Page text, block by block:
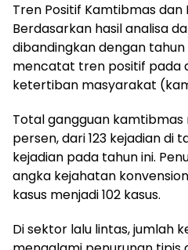
Tren Positif Kamtibmas dan
Berdasarkan hasil analisa
dibandingkan dengan tahun
mencatat tren positif pada
ketertiban masyarakat
Total gangguan kamtibmas
persen, dari 123 kejadian di
kejadian pada tahun ini.
angka kejahatan
kasus menjadi 102 kasus.
Di sektor lalu lintas, jumlah